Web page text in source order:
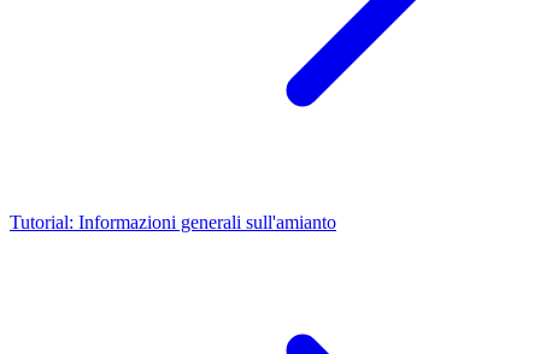
Tutorial: Informazioni generali sull'amianto